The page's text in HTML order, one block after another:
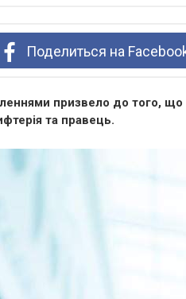
Поделиться на
призвело до того, що
та правець.